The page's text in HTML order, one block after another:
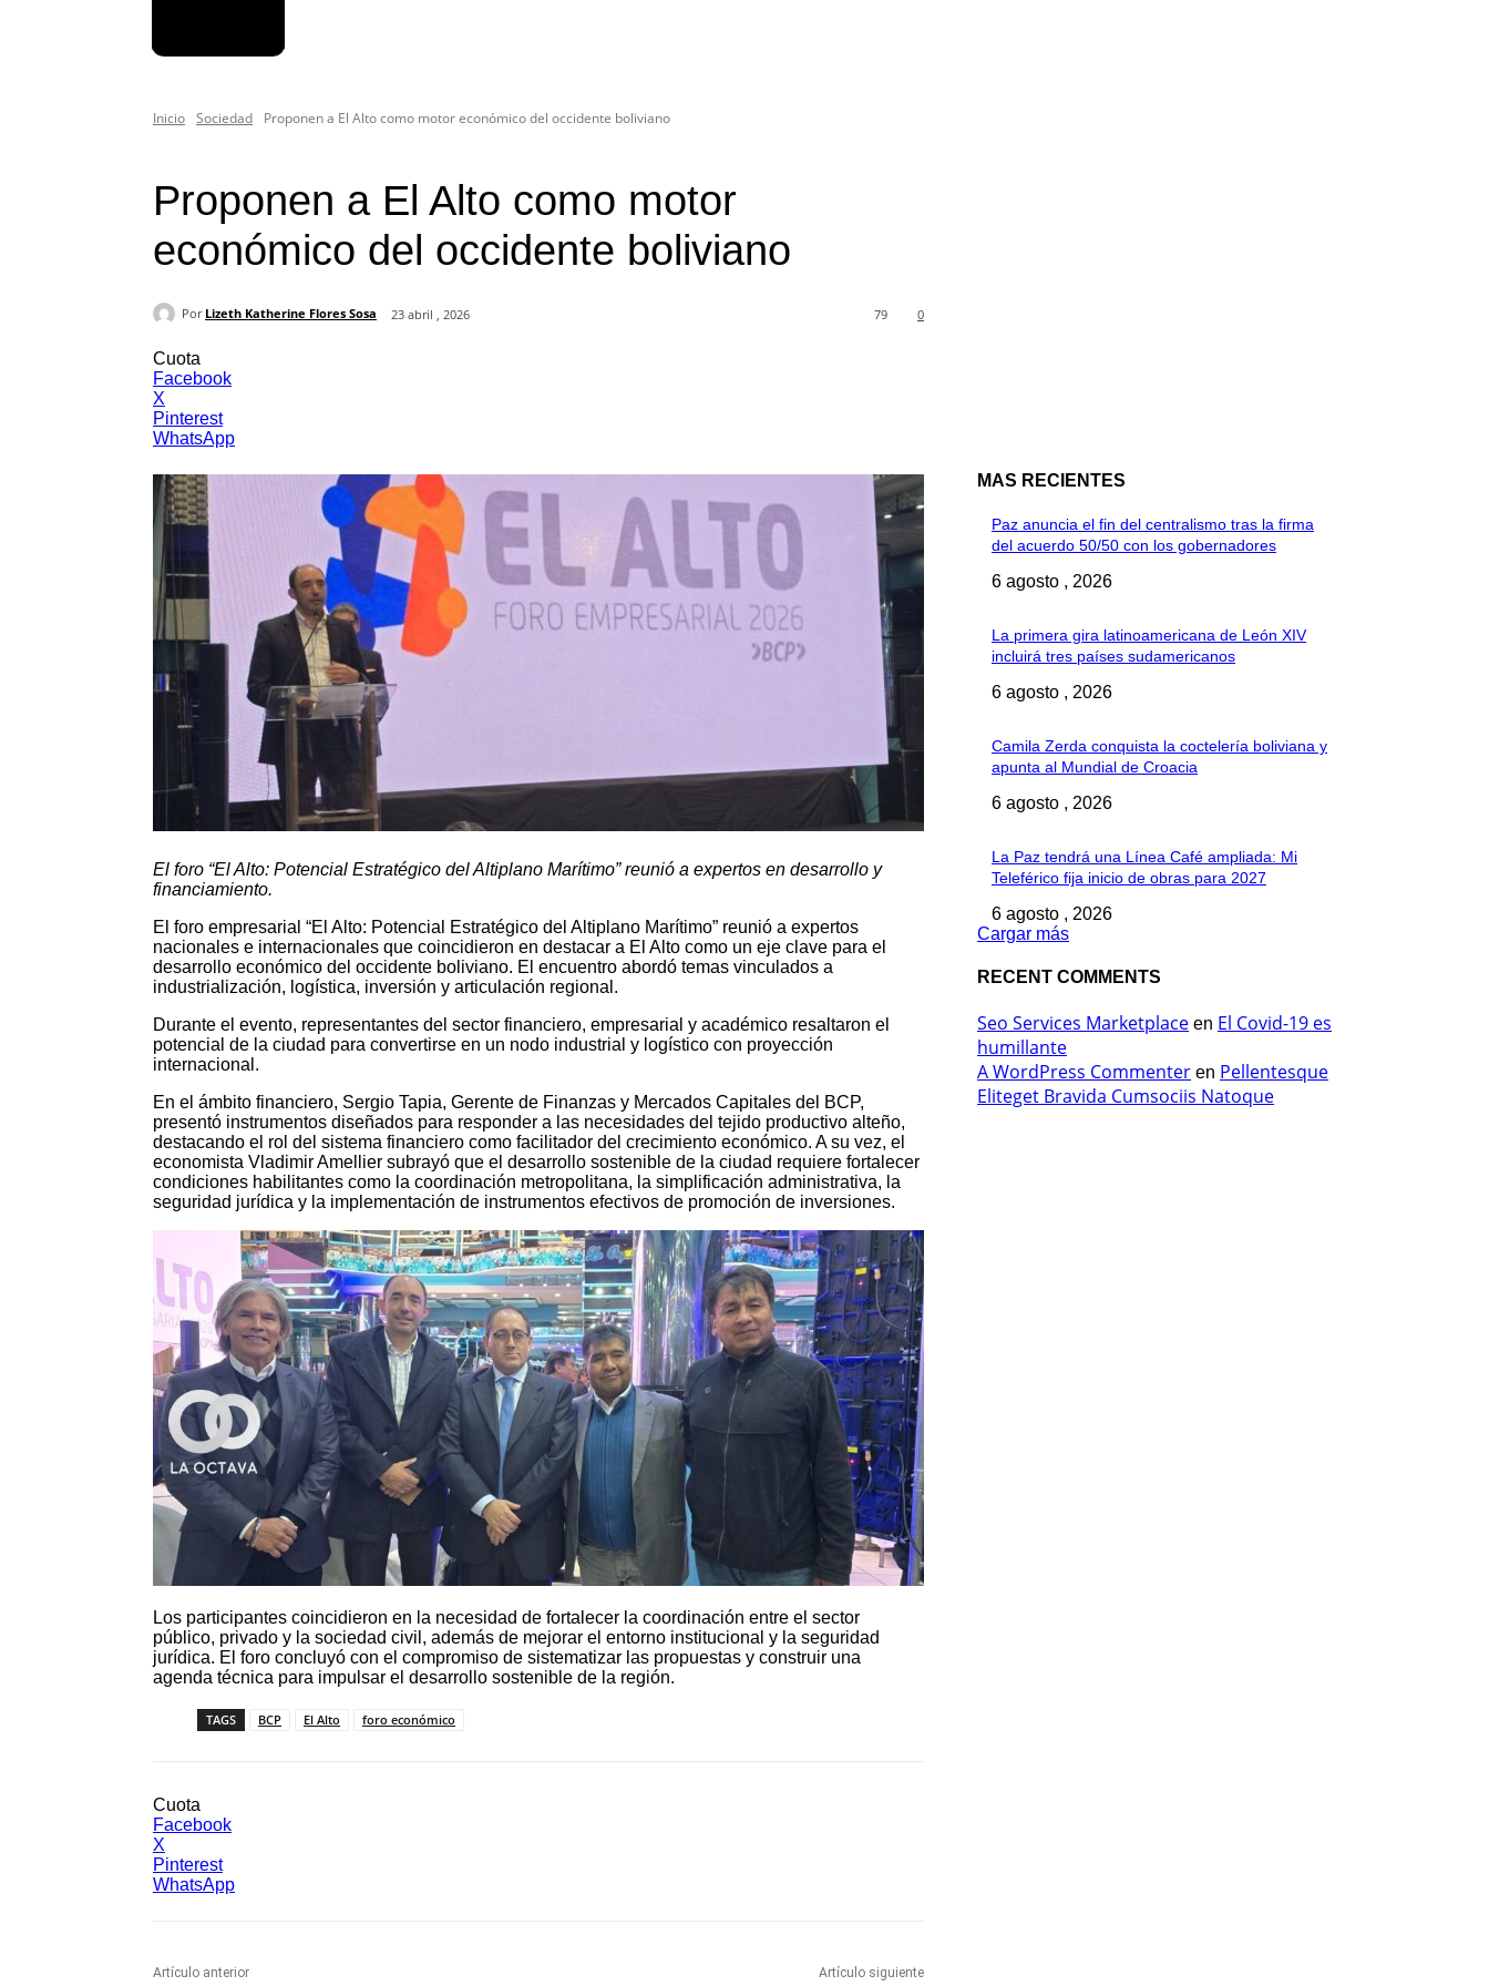
Inicio Sociedad Proponen a El Alto como motor económico del occidente boliviano
Proponen a El Alto como motor
económico del occidente boliviano
Por Lizeth Katherine Flores Sosa 23 abril , 2026 0
79
Cuota
Facebook
X
Pinterest
WhatsApp
El foro “El Alto: Potencial Estratégico del Altiplano Marítimo” reunió a expertos en desarrollo y
financiamiento.
El foro empresarial “El Alto: Potencial Estratégico del Altiplano Marítimo” reunió a expertos
nacionales e internacionales que coincidieron en destacar a El Alto como un eje clave para el
desarrollo económico del occidente boliviano. El encuentro abordó temas vinculados a
industrialización, logística, inversión y articulación regional.
Durante el evento, representantes del sector financiero, empresarial y académico resaltaron el
potencial de la ciudad para convertirse en un nodo industrial y logístico con proyección
internacional.
En el ámbito financiero, Sergio Tapia, Gerente de Finanzas y Mercados Capitales del BCP,
presentó instrumentos diseñados para responder a las necesidades del tejido productivo alteño,
destacando el rol del sistema financiero como facilitador del crecimiento económico. A su vez, el
economista Vladimir Amellier subrayó que el desarrollo sostenible de la ciudad requiere fortalecer
condiciones habilitantes como la coordinación metropolitana, la simplificación administrativa, la
seguridad jurídica y la implementación de instrumentos efectivos de promoción de inversiones.
Los participantes coincidieron en la necesidad de fortalecer la coordinación entre el sector
público, privado y la sociedad civil, además de mejorar el entorno institucional y la seguridad
jurídica. El foro concluyó con el compromiso de sistematizar las propuestas y construir una
agenda técnica para impulsar el desarrollo sostenible de la región.
TAGS BCP El Alto foro económico
Cuota
Facebook
X
Pinterest
WhatsApp
Artículo anterior Artículo siguiente
MAS RECIENTES
Paz anuncia el fin del centralismo tras la firma
del acuerdo 50/50 con los gobernadores
6 agosto , 2026
La primera gira latinoamericana de León XIV
incluirá tres países sudamericanos
6 agosto , 2026
Camila Zerda conquista la coctelería boliviana y
apunta al Mundial de Croacia
6 agosto , 2026
La Paz tendrá una Línea Café ampliada: Mi
Teleférico fija inicio de obras para 2027
6 agosto , 2026
Cargar más
RECENT COMMENTS
Seo Services Marketplace en El Covid-19 es
humillante
A WordPress Commenter en Pellentesque
Eliteget Bravida Cumsociis Natoque